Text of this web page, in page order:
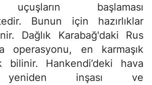
başlaması
Bunun için hazırlıklar
Dağlık Karabağ'daki Rus
operasyonu, en karmaşık
bilinir. Hankendi’deki hava
yeniden inşası ve